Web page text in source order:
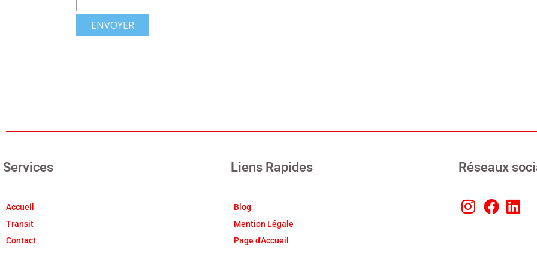
Services
Accueil
Transit
Contact
Liens Rapides
Blog
Mention Légale
Page d'Accueil
Réseaux